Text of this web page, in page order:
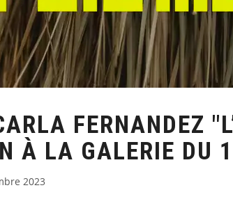
FERNANDEZ
À LA GALERIE DU
2023